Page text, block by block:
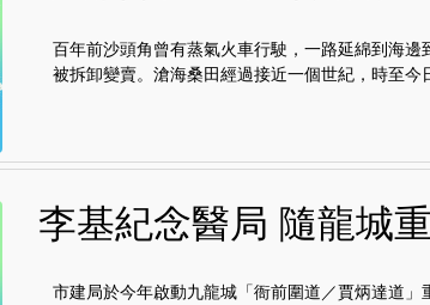
百年前沙頭角曾有蒸氣火車行駛，一路延綿到海
被拆卸變賣。滄海桑田經過接近一個世紀，時至今
李基紀念醫局 隨龍城
市建局於今年啟動九龍城「衙前圍道／賈炳達道